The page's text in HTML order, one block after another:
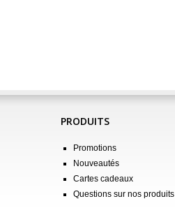
PRODUITS
Promotions
Nouveautés
Cartes cadeaux
Questions sur nos produits